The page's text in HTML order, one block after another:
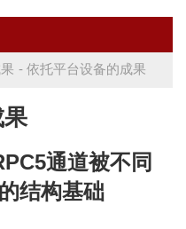
- 依托平台设备的成果
通道被不同
结构基础